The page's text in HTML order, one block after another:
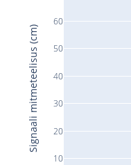
10
20
30
40
50
60
Signaali mitmeteelisus (cm)